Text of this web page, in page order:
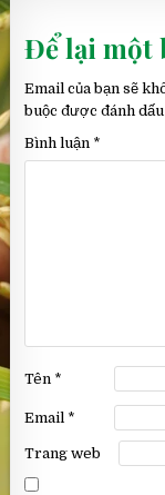
Để lại một
Email của bạn sẽ
buộc được đánh dấu
Bình luận *
Tên *
Email *
Trang web